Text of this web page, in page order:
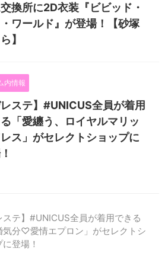
換所に2D衣装『ビビッド・
ワールド』が登場！【砂塚
】
内情報
レステ】#UNICUS全員が着用
「愛纏う、ロイヤルマリッ
ス」がセレクトショップに
ステ】#UNICUS全員が着用できる
気分♡愛情エプロン」がセレクトシ
に登場！